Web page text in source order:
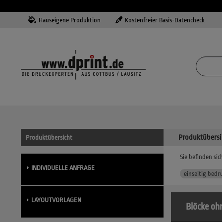
Hauseigene Produktion Kostenfreier Basis-Datencheck
Produktübersicht
INDIVIDUELLE ANFRAGE
LAYOUTVORLAGEN
Sie befinden
einseitig
Blöcke